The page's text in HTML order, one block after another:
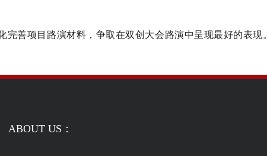
善项目路演材料，争取在双创大会路演中呈现最好的表现。
ABOUT US：